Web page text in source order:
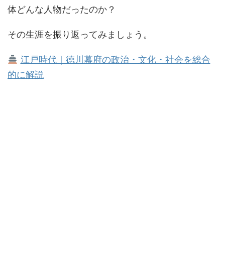
体どんな人物だったのか？
その生涯を振り返ってみましょう。
江戸時代｜徳川幕府の政治・文化・社会を総合
的に解説